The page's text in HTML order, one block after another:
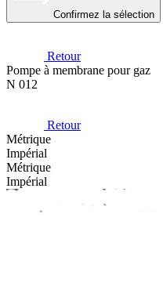
Confirmez la sélection
Retour
Pompe à membrane pour gaz
N 012
Retour
Métrique
Impérial
Métrique
Impérial